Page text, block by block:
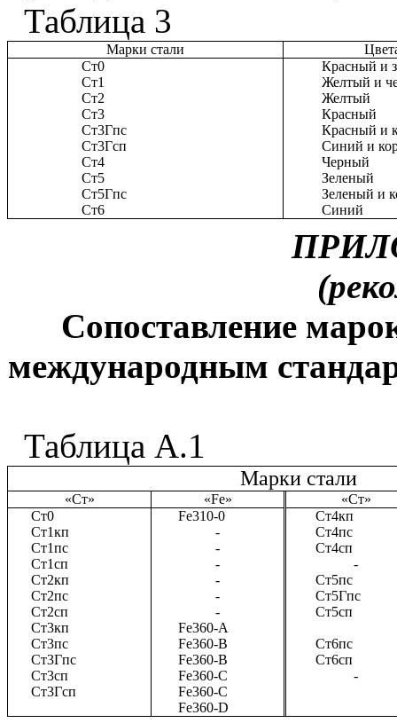
Таблица 3
Марки стали
Ст0
Красный и
Ст1
Желтый и
Ст2
Желтый
Ст3
Красный
Ст3Гпс
Красный и
Ст3Гсп
Синий и
Ст4
Черный
Ст5
Зеленый
Ст5Гпс
Зеленый и
Ст6
Синий
Сопоставление
международным
Таблица А.1
Марки стали
«Ст» «Fe»
«Ст»
Ст0 Fe310-0
Ст4кп
Ст1кп
-
Ст4пс
Ст1пс
-
Ст4сп
Ст1сп
-
-
Ст2кп
-
Ст5пс
Ст2пс
-
Ст5Гпс
Ст2сп
-
Ст5сп
Ст3кп
Fe360-A
Ст3пс
Fe360-B
Ст6пс
Ст3Гпс
Fe360-B
Ст6сп
Ст3сп
Fe360-C
-
Ст3Гсп
Fe360-C
Fe360-D